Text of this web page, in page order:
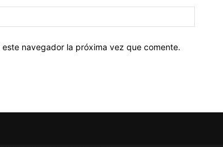
web:
navegador la próxima vez que comente.